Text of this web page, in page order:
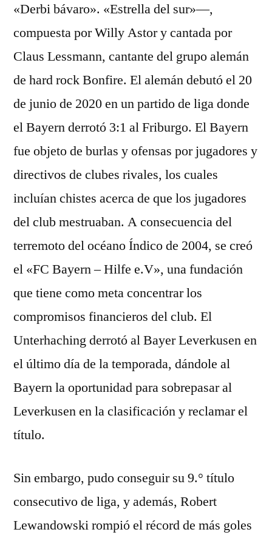
«Derbi bávaro». «Estrella del sur»—,
compuesta por Willy Astor y cantada por
Claus Lessmann, cantante del grupo alemán
de hard rock Bonfire. El alemán debutó el 20
de junio de 2020 en un partido de liga donde
el Bayern derrotó 3:1 al Friburgo. El Bayern
fue objeto de burlas y ofensas por jugadores y
directivos de clubes rivales, los cuales
incluían chistes acerca de que los jugadores
del club mestruaban. A consecuencia del
terremoto del océano Índico de 2004, se creó
el «FC Bayern – Hilfe e.V», una fundación
que tiene como meta concentrar los
compromisos financieros del club. El
Unterhaching derrotó al Bayer Leverkusen en
el último día de la temporada, dándole al
Bayern la oportunidad para sobrepasar al
Leverkusen en la clasificación y reclamar el
título.
Sin embargo, pudo conseguir su 9.° título
consecutivo de liga, y además, Robert
Lewandowski rompió el récord de más goles